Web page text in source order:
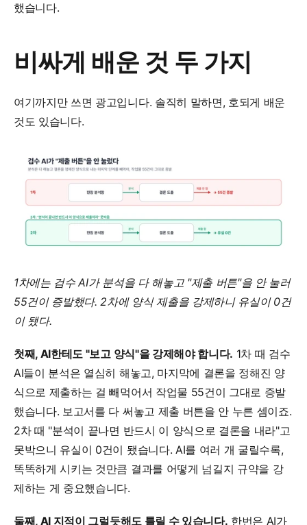
했습니다.
비싸게 배운 것 두 가지
여기까지만 쓰면 광고입니다. 솔직히 말하면, 호되게 배운
것도 있습니다.
1차에는 검수 AI가 분석을 다 해놓고 "제출 버튼"을 안 눌러
55건이 증발했다. 2차에 양식 제출을 강제하니 유실이 0건
이 됐다.
첫째, AI한테도 "보고 양식"을 강제해야 합니다. 1차 때 검수
AI들이 분석은 열심히 해놓고, 마지막에 결론을 정해진 양
식으로 제출하는 걸 빼먹어서 작업물 55건이 그대로 증발
했습니다. 보고서를 다 써놓고 제출 버튼을 안 누른 셈이죠.
2차 때 "분석이 끝나면 반드시 이 양식으로 결론을 내라"고
못박으니 유실이 0건이 됐습니다. AI를 여러 개 굴릴수록,
똑똑하게 시키는 것만큼 결과를 어떻게 넘길지 규약을 강
제하는 게 중요했습니다.
둘째, AI 지적이 그럴듯해도 틀릴 수 있습니다. 한번은 AI가